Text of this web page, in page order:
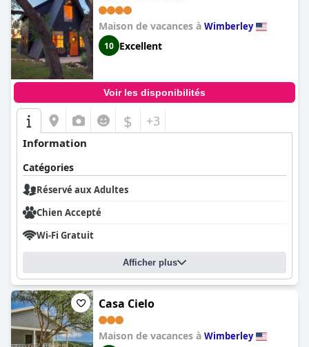
Maison de vacances à Wimberley
10 Excellent
Voir les disponibilités
$ +3
Information
Catégories
Réservé aux Adultes
Chien Accepté
Wi-Fi Gratuit
Afficher plus
Casa Cielo
Maison de vacances à Wimberley